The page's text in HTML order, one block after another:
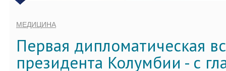
МЕДИЦИНА
Первая дипломатическая
президента Колумбии - с